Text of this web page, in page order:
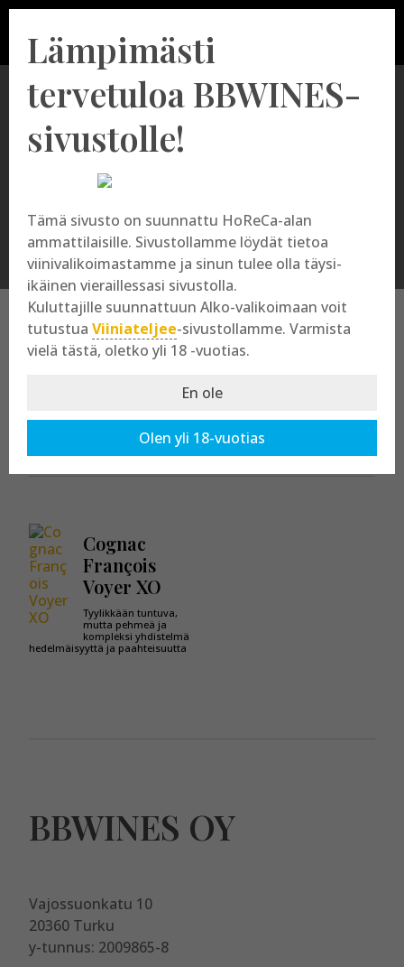
Kaikki tuotteet osastossa:XO
Cognac
François
Voyer XO
Tyylikkään tuntuva,
mutta pehmeä ja
kompleksi yhdistelmä
hedelmäisyyttä ja paahteisuutta
BBWINES OY
Vajossuonkatu 10
20360 Turku
y-tunnus: 2009865-8
Lämpimästi
tervetuloa BBWINES-
sivustolle!
Tämä sivusto on suunnattu HoReCa-alan
ammattilaisille. Sivustollamme löydät tietoa
viinivalikoimastamme ja sinun tulee olla täysi-
ikäinen vieraillessasi sivustolla.
Kuluttajille suunnattuun Alko-valikoimaan voit
tutustua Viiniateljee-sivustollamme. Varmista
vielä tästä, oletko yli 18 -vuotias.
En ole
Olen yli 18-vuotias